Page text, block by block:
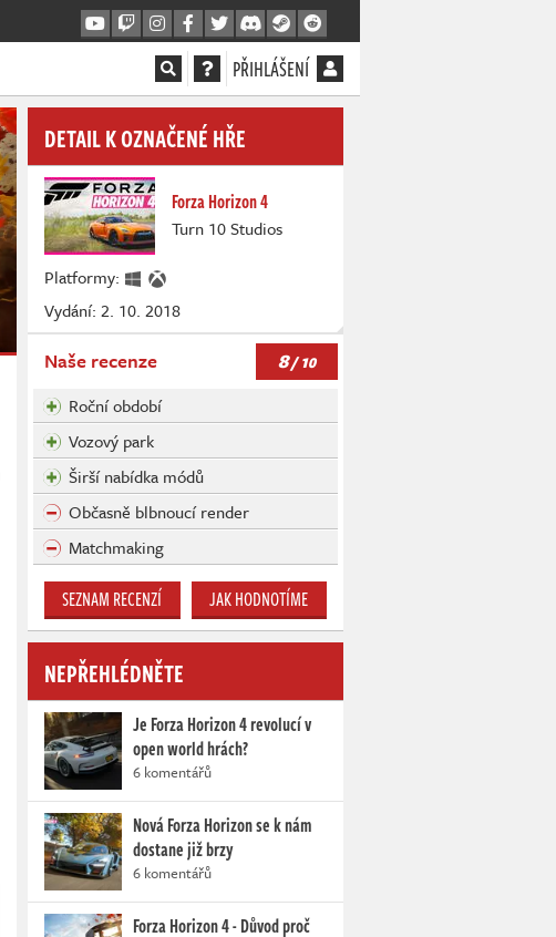
PŘIHLÁŠENÍ
DETAIL K OZNAČENÉ HŘE
Forza Horizon 4
Turn 10 Studios
Platformy:
Vydání: 2. 10. 2018
Naše recenze 8/ 10
Roční období
Vozový park
Širší nabídka módů
Občasně blbnoucí render
Matchmaking
SEZNAM RECENZÍ JAK HODNOTÍME
NEPŘEHLÉDNĚTE
Je Forza Horizon 4 revolucí v
open world hrách?
6 komentářů
Nová Forza Horizon se k nám
dostane již brzy
6 komentářů
Forza Horizon 4 - Důvod proč